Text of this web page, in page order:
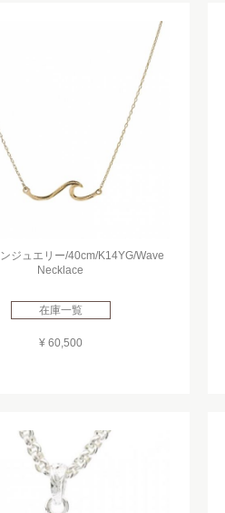
ジュエリー/40cm/K14YG/Wave
Necklace
在庫一覧
¥ 60,500